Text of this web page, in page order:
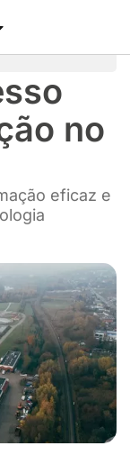
no
eficaz e